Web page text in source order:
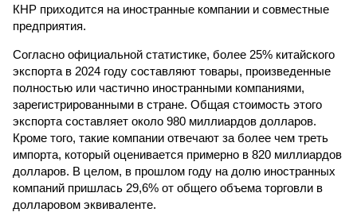
КНР приходится на иностранные компании и совместные
предприятия.
Согласно официальной статистике, более 25% китайского
экспорта в 2024 году составляют товары, произведенные
полностью или частично иностранными компаниями,
зарегистрированными в стране. Общая стоимость этого
экспорта составляет около 980 миллиардов долларов.
Кроме того, такие компании отвечают за более чем треть
импорта, который оценивается примерно в 820 миллиардов
долларов. В целом, в прошлом году на долю иностранных
компаний пришлась 29,6% от общего объема торговли в
долларовом эквиваленте.